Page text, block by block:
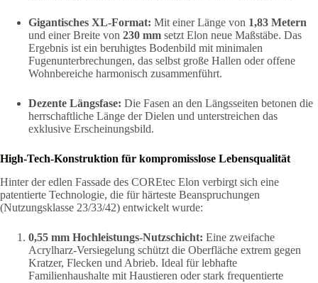
Gigantisches XL-Format: Mit einer Länge von 1,83 Metern
und einer Breite von 230 mm setzt Elon neue Maßstäbe. Das
Ergebnis ist ein beruhigtes Bodenbild mit minimalen
Fugenunterbrechungen, das selbst große Hallen oder offene
Wohnbereiche harmonisch zusammenführt.
Dezente Längsfase: Die Fasen an den Längsseiten betonen die
herrschaftliche Länge der Dielen und unterstreichen das
exklusive Erscheinungsbild.
High-Tech-Konstruktion für kompromisslose Lebensqualität
Hinter der edlen Fassade des COREtec Elon verbirgt sich eine
patentierte Technologie, die für härteste Beanspruchungen
(Nutzungsklasse 23/33/42) entwickelt wurde:
0,55 mm Hochleistungs-Nutzschicht: Eine zweifache
Acrylharz-Versiegelung schützt die Oberfläche extrem gegen
Kratzer, Flecken und Abrieb. Ideal für lebhafte
Familienhaushalte mit Haustieren oder stark frequentierte